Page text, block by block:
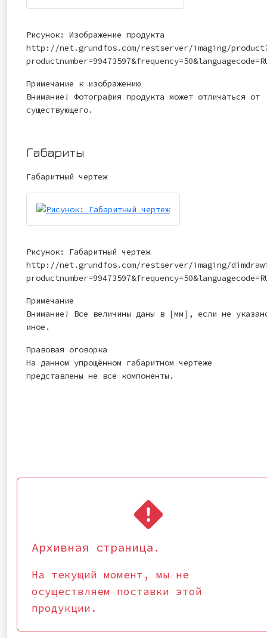
Рисунок: Изображение продукта
http://net.grundfos.com/restserver/imaging/
Примечание к изображению
Внимание! Фотография продукта может отличаться от
существующего.
Габариты
Габаритный чертеж
Рисунок: Габаритный чертеж
http://net.grundfos.com/restserver/imaging/
Примечание
Внимание! Все величины даны в [мм], если не
иное.
Правовая оговорка
На данном упрощённом габаритном чертеже
представлены не все компоненты.
Архивная страница.
На текущий момент, мы не
осуществляем поставки этой
продукции.